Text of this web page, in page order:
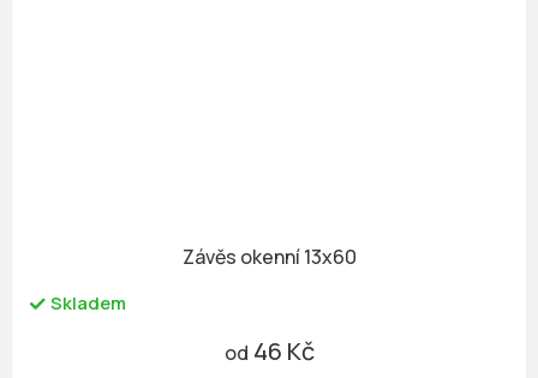
Závěs okenní 13x60
Skladem
od 46 Kč